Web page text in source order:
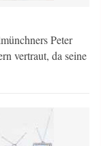
Peter
vertraut, da seine